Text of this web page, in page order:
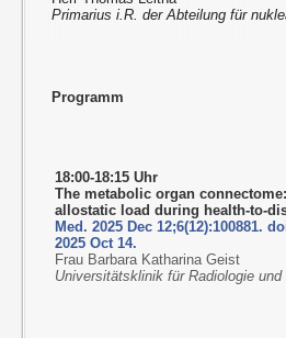
Primarius i.R. der Abteilung für
Programm
18:00-18:15 Uhr
The metabolic organ
allostatic load during health-to-
Med. 2025 Dec 12;6(12):100881.
2025 Oct 14.
Frau Barbara Katharina Geist
Universitätsklinik für Radiologie